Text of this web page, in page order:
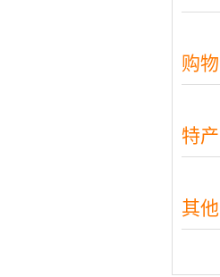
购物
特产
其他